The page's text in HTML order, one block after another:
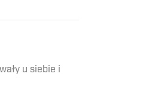
u siebie i